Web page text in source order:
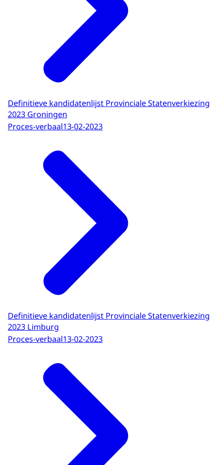
Definitieve kandidatenlijst Provinciale Statenverkiezing
2023 Groningen
Proces-verbaal13-02-2023
Definitieve kandidatenlijst Provinciale Statenverkiezing
2023 Limburg
Proces-verbaal13-02-2023